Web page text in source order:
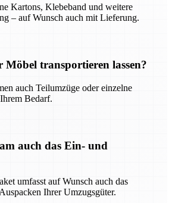
Kartons, Klebeband und weitere
– auf Wunsch auch mit Lieferung.
transportieren lassen?
auch Teilumzüge oder einzelne
Bedarf.
auch das Ein- und
umfasst auf Wunsch auch das
Ihrer Umzugsgüter.